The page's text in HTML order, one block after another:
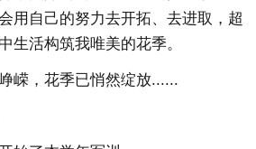
用自己的努力去开拓、去进取，超
生活构筑我唯美的花季。
嵘，花季已悄然绽放......